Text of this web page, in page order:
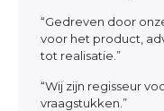
“Gedreven door
voor het product,
tot realisatie.”
“Wij zijn regisseur
vraagstukken.”